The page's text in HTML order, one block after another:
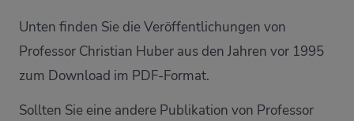
Unten finden Sie die Veröffentlichungen von
Professor Christian Huber aus den Jahren vor 1995
zum Download im PDF-Format.
Sollten Sie eine andere Publikation von Professor